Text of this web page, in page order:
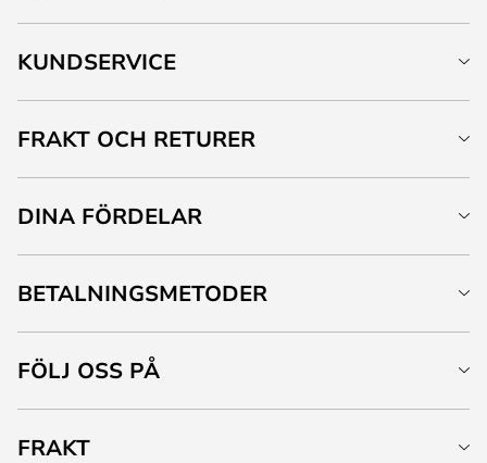
KUNDSERVICE
FRAKT OCH RETURER
DINA FÖRDELAR
BETALNINGSMETODER
FÖLJ OSS PÅ
FRAKT